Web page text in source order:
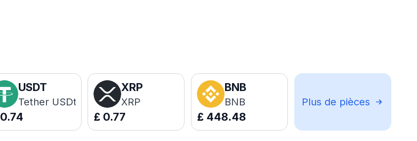
USDT
Tether USDt
0.74
XRP
XRP
£ 0.77
BNB
BNB
£ 448.48
Plus de pièces